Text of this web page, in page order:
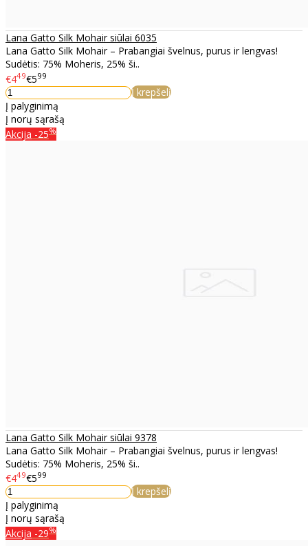
Lana Gatto Silk Mohair siūlai 6035
Lana Gatto Silk Mohair – Prabangiai švelnus, purus ir lengvas!
Sudėtis: 75% Moheris, 25% ši..
€449€599
Į krepšelį
Į palyginimą
Į norų sąrašą
Akcija -25%
Lana Gatto Silk Mohair siūlai 9378
Lana Gatto Silk Mohair – Prabangiai švelnus, purus ir lengvas!
Sudėtis: 75% Moheris, 25% ši..
€449€599
Į krepšelį
Į palyginimą
Į norų sąrašą
Akcija -29%